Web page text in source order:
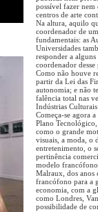
possível fazer nem
centros de arte
Na altura, aquilo
coordenador de
fundamentais: as
Universidades
responder a
coordenador
Como não houve
partir da Lei das
autonomia; e não
falência total nas
Indústrias
Começa-se agora
Plano
como o grande
visuais, a moda, o
entretenimento, o
pertinência
modelo
Malraux, dos anos
francófono para a
economia, com a
como Londres,
possibilidade de